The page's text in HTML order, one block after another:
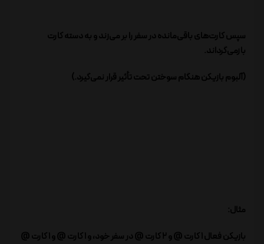
سپس کارت‌های باقی‌مانده در سفر را بر می‌زند و به دسته کارت
بازمی‌گرداند.
(آلبوم بازیکن هنگام سوختن تحت تأثیر قرار نمی‌گیرد.)
مثال:
بازیکن فعال 1 کارت @ و 2 کارت @ در سفر خود، و 1 کارت @ و 1 کارت @